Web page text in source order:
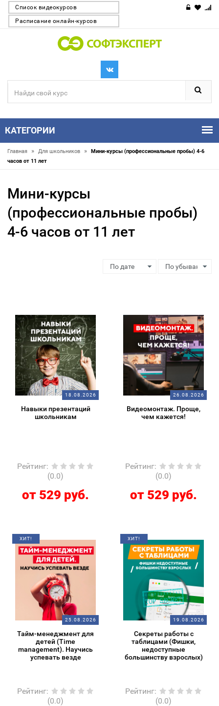
Список видеокурсов
Расписание онлайн-курсов
КАТЕГОРИИ
Главная » Для школьников »
Мини-курсы (профессиональные пробы) 4-6
часов от 11 лет
Мини-курсы
(профессиональные пробы)
4-6 часов от 11 лет
18.08.2026
Навыки презентаций
школьникам
Рейтинг:
(0.0)
от 529 руб.
26.08.2026
Видеомонтаж. Проще,
чем кажется!
Рейтинг:
(0.0)
от 529 руб.
ХИТ!
25.08.2026
Тайм-менеджмент для
детей (Time
management). Научись
успевать везде
Рейтинг:
(0.0)
ХИТ!
19.08.2026
Секреты работы с
таблицами (Фишки,
недоступные
большинству взрослых)
Рейтинг:
(0.0)